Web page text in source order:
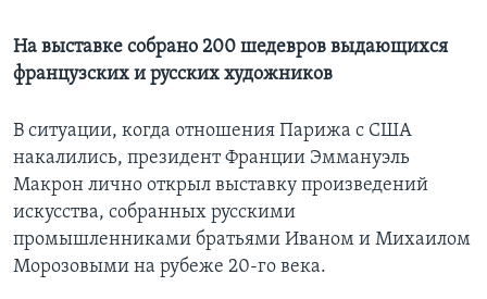
Языки
На выставке собрано 200 шедевров выдающихся
французских и русских художников
В ситуации, когда отношения Парижа с США
накалились, президент Франции Эммануэль
Макрон лично открыл выставку произведений
искусства, собранных русскими
промышленниками братьями Иваном и Михаилом
Морозовыми на рубеже 20-го века.